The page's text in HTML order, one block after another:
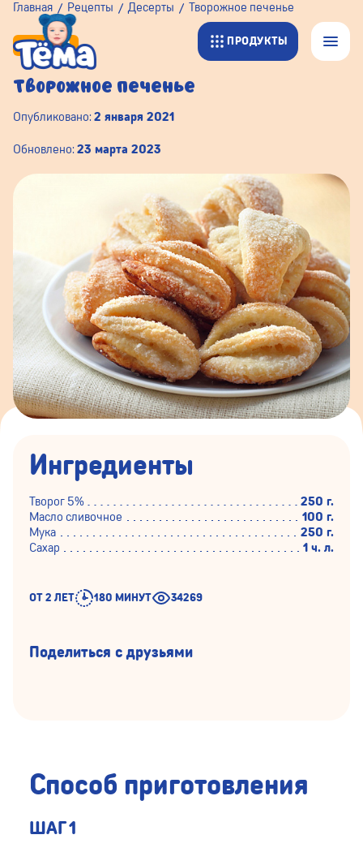
ПРОДУКТЫ
Главная Рецепты Десерты Творожное печенье
ДЕСЕРТЫ
Творожное печенье
Опубликовано:2 января 2021
Обновлено:23 марта 2023
Ингредиенты
Творог 5%
250 г.
Масло сливочное
100 г.
Мука
250 г.
Сахар
1 ч. л.
ОТ 2 ЛЕТ 180 МИНУТ 34269
Поделиться с друзьями
Способ приготовления
ШАГ 1